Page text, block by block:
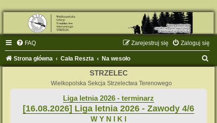
FAQ Zaloguj się
Zarejestruj się
Strona główna Cała Reszta Na wesoło
STRZELEC
Wielkopolska Sekcja Strzelectwa Terenowego
Liga letnia 2026 - terminarz
[16.08.2026] Liga letnia 2026 - Zawody 4/6
W Y N I K I